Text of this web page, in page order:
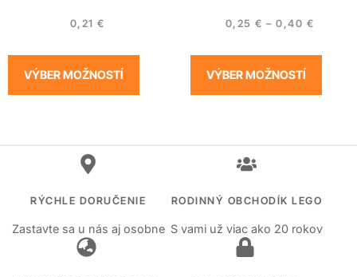
0,21 €
VÝBER MOŽNOSTÍ
0,25€ – 0,40 €
VÝBER MOŽNOSTÍ
RÝCHLE DORUČENIE
Zastavte sa u nás aj osobne
RODINNÝ OBCHODÍK LEGO
S vami už viac ako 20 rokov